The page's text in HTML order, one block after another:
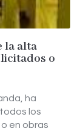
la alta
o
ha
los
en obras